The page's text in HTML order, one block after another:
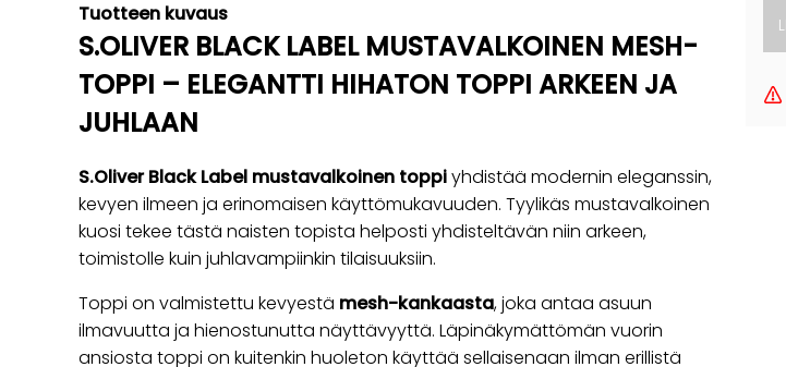
Tuotteen kuvaus
S.OLIVER BLACK LABEL MUSTAVALKOINEN MESH-
TOPPI – ELEGANTTI HIHATON TOPPI ARKEEN JA
JUHLAAN
S.Oliver Black Label mustavalkoinen toppiyhdistää modernin eleganssin,
kevyen ilmeen ja erinomaisen käyttömukavuuden. Tyylikäs mustavalkoinen
kuosi tekee tästä naisten topista helposti yhdisteltävän niin arkeen,
toimistolle kuin juhlavampiinkin tilaisuuksiin.
Toppi on valmistettu kevyestä mesh-kankaasta, joka antaa asuun
ilmavuutta ja hienostunutta näyttävyyttä. Läpinäkymättömän vuorin
ansiosta toppi on kuitenkin huoleton käyttää sellaisenaan ilman erillistä